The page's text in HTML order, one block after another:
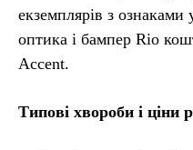
екземплярів з
оптика і бампер Rio
Accent.
Типові хвороби і ціни